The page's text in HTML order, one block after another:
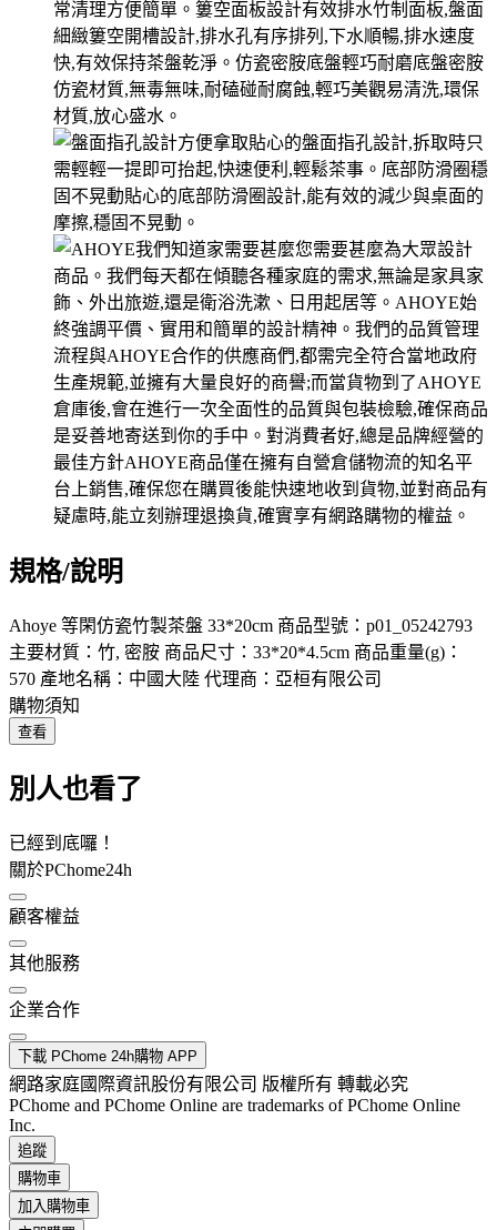
規格/說明
Ahoye 等閑仿瓷竹製茶盤 33*20cm 商品型號：p01_05242793
主要材質：竹, 密胺 商品尺寸：33*20*4.5cm 商品重量(g)：
570 產地名稱：中國大陸 代理商：亞桓有限公司
購物須知
查看
別人也看了
已經到底囉！
關於PChome24h
顧客權益
其他服務
企業合作
下載 PChome 24h購物 APP
網路家庭國際資訊股份有限公司 版權所有 轉載必究
PChome and PChome Online are trademarks of PChome Online
Inc.
追蹤
購物車
加入購物車